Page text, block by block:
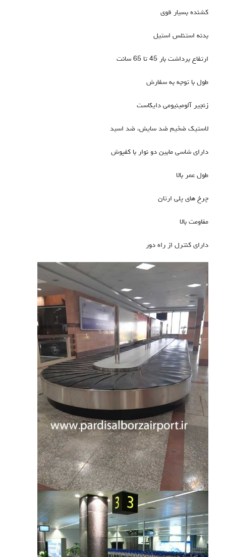
کشنده بسیار قوی
بدنه استنلس استیل
ارتفاع برداشت بار 45 تا 65 سانت
طول با توجه به سفارش
زنجیر آلومینیومی دایکاست
لاستیک ضخیم ضد سایش، ضد اسید
دارای شاسی مابین دو نوار با کفپوش
طول عمر بالا
چرخ های پلی ارتان
مقاومت بالا
دارای کنترل از راه دور